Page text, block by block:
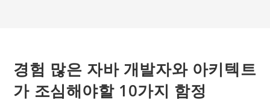
경험 많은 자바 개발자와 아키텍트
가 조심해야할 10가지 함정